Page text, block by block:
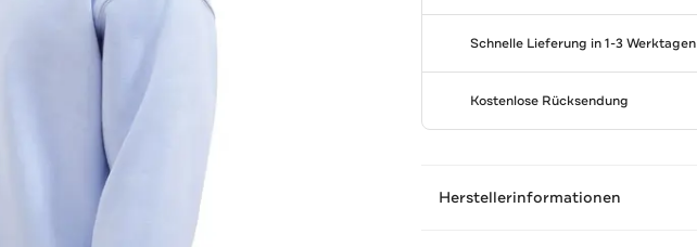
Schnelle Lieferung in 1-3 Werktagen
Kostenlose Rücksendung
Herstellerinformationen